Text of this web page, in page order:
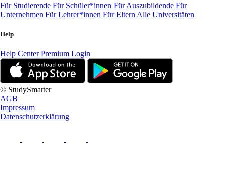
Für Studierende Für Schüler*innen Für Auszubildende Für
Unternehmen Für Lehrer*innen Für Eltern Alle Universitäten
Help
Help CenterPremium Login
© StudySmarter
AGB
Impressum
Datenschutzerklärung